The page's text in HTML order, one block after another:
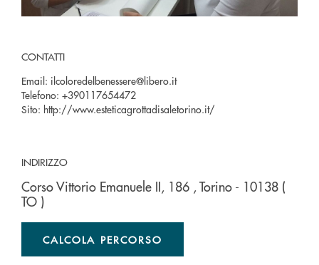
CONTATTI
Email: ilcoloredelbenessere@libero.it
Telefono: +390117654472
Sito: http://www.esteticagrottadisaletorino.it/
INDIRIZZO
Corso Vittorio Emanuele II, 186 , Torino - 10138 (
TO )
CALCOLA PERCORSO